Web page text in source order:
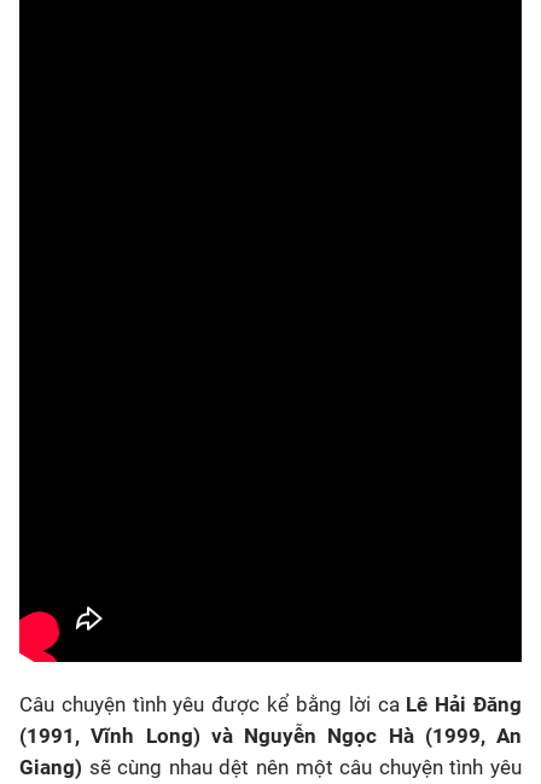
Câu chuyện tình yêu được kể bằng lời ca Lê Hải Đăng
(1991, Vĩnh Long) và Nguyễn Ngọc Hà (1999, An
Giang) sẽ cùng nhau dệt nên một câu chuyện tình yêu